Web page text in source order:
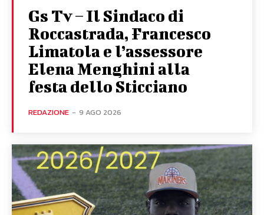
Gs Tv – Il Sindaco di
Roccastrada, Francesco
Limatola e l’assessore
Elena Menghini alla
festa dello Sticciano
REDAZIONE - 9 AGO 2026